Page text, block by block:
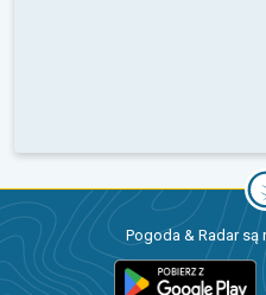
Pogoda & Radar są